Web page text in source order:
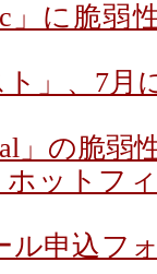
」に脆
」、7月
」の脆弱
ホットフ
ル申込フ